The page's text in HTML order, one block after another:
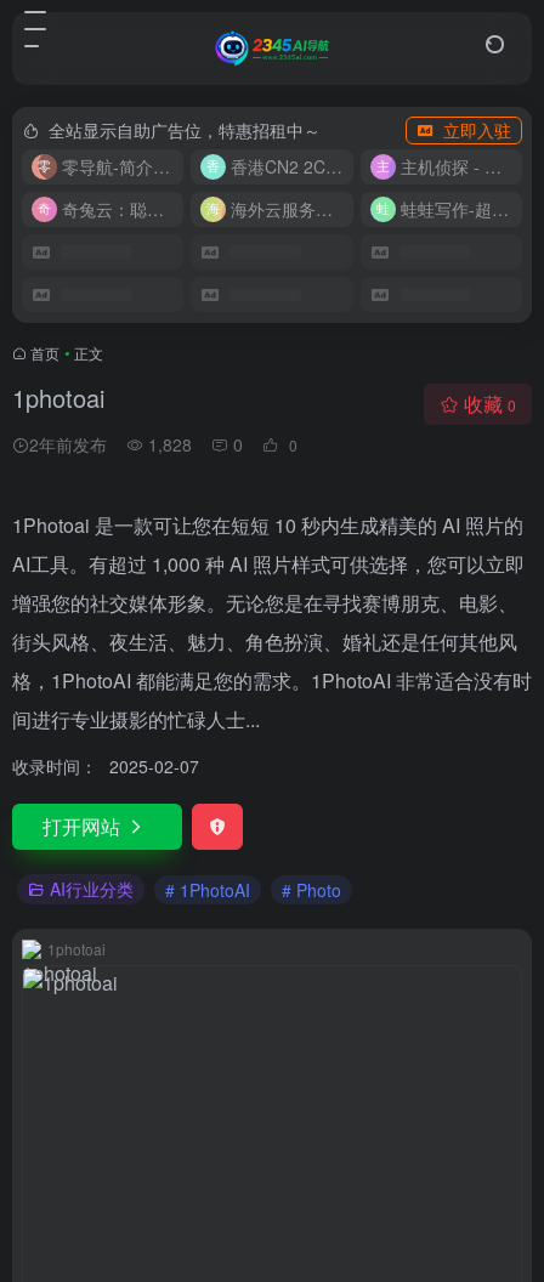
全站显示自助广告位，特惠招租中～
立即入驻
零导航-简介实用的网址导航
香港CN2 2C2G20M 9.9/月
主机侦探 - 少花钱，用好云
奇兔云：聪明人的“省”钱计划！
海外云服务器全网最低价 蛙蛙写作-超级AI智能写作助手
首页 • 正文
1photoai
2年前发布 1,828 0 0
收藏 0
1Photoai 是一款可让您在短短 10 秒内生成精美的 AI 照片的
AI工具。有超过 1,000 种 AI 照片样式可供选择，您可以立即
增强您的社交媒体形象。无论您是在寻找赛博朋克、电影、
街头风格、夜生活、魅力、角色扮演、婚礼还是任何其他风
格，1PhotoAI 都能满足您的需求。1PhotoAI 非常适合没有时
间进行专业摄影的忙碌人士...
收录时间： 2025-02-07
打开网站
AI行业分类 # 1PhotoAI # Photo
1photoai